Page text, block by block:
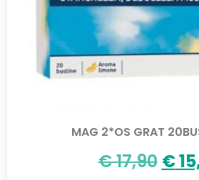
MAG 2*OS GRAT
€17,90 €